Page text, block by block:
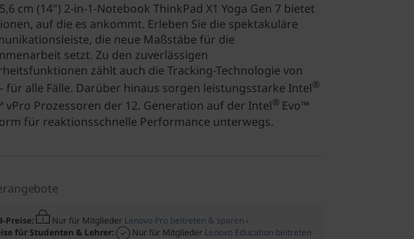
cm (14") 2-in-1-Notebook ThinkPad X1 Yoga Gen 7 bietet
auf die es ankommt. Erleben Sie die spektakuläre
die neue Maßstäbe für die
setzt. Zu den zuverlässigen
zählt auch die Tracking-Technologie von
für alle Fälle. Darüber hinaus sorgen leistungsstarke Intel®
vPro Prozessoren der 12. Generation auf der Intel® Evo™
für reaktionsschnelle Performance unterwegs.
Preise: Nur für Mitglieder Lenovo Pro beitreten & sparen ›
für Studenten & Lehrer:
Nur für Mitglieder Lenovo Education beitreten